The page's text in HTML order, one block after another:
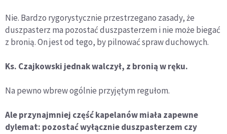
Nie. Bardzo rygorystycznie przestrzegano zasady, że
duszpasterz ma pozostać duszpasterzem i nie może biegać
z bronią. On jest od tego, by pilnować spraw duchowych.
Ks. Czajkowski jednak walczył, z bronią w ręku.
Na pewno wbrew ogólnie przyjętym regułom.
Ale przynajmniej część kapelanów miała zapewne
dylemat: pozostać wyłącznie duszpasterzem czy